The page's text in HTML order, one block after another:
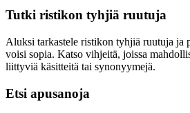
Tutki ristikon tyhjiä ruutuja
Aluksi tarkastele ristikon tyhjiä ruutuja ja
voisi sopia. Katso vihjeitä, joissa
liittyviä käsitteitä tai synonyymejä.
Etsi apusanoja